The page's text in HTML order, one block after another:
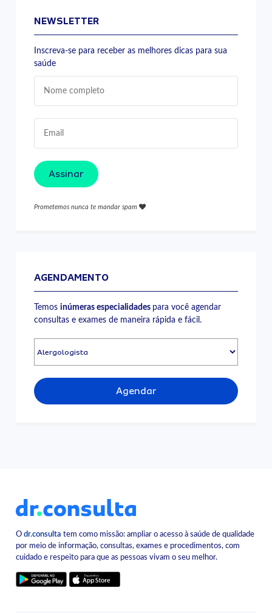
NEWSLETTER
Inscreva-se para receber as melhores dicas para sua
saúde
Assinar
Prometemos nunca te mandar spam
AGENDAMENTO
Temosinúmeras especialidades para você agendar
consultas e exames de maneira rápida e fácil.
Agendar
Odr.consulta tem como missão: ampliar o acesso à saúde de qualidade
por meio de informação, consultas, exames e procedimentos, com
cuidado e respeito para que as pessoas vivam o seu melhor.